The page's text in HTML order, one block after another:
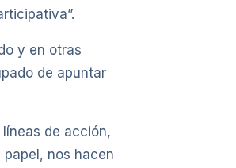
y en otras
de apuntar
de acción,
nos hacen